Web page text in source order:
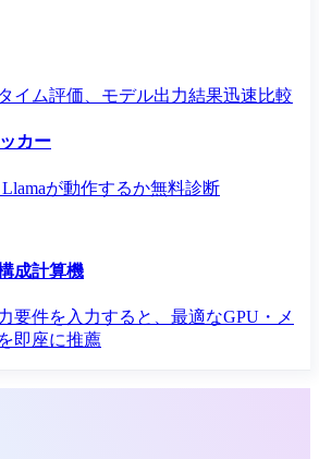
イム評価、モデル出力結果迅速比較
カー
Llamaが動作するか無料診断
成計算機
要件を入力すると、最適なGPU・メ
即座に推薦